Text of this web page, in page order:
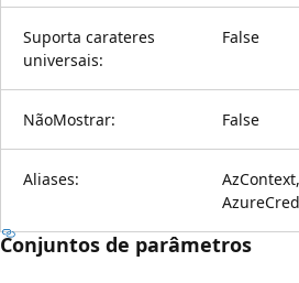
Suporta carateres
universais:
False
NãoMostrar: False
Aliases:
Conjuntos de parâmetros